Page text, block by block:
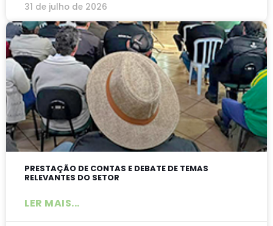
31 de julho de 2026
PRESTAÇÃO DE CONTAS E DEBATE DE TEMAS
RELEVANTES DO SETOR
LER MAIS...